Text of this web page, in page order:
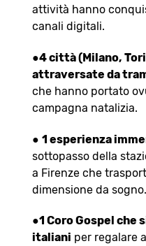
attività hanno
canali digitali.
●4 città (Milano,
attraversate da
che hanno portato
campagna natalizia.
● 1 esperienza
sottopasso della
a Firenze che
dimensione da sogno.
●1 Coro Gospel che
italiani per regalare